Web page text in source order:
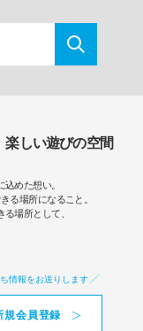
楽しい遊びの空間
めた想い。
る場所になること。
場所として、
情報をお送りします
規会員登録